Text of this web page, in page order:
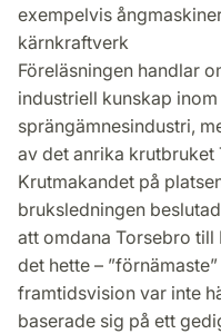
exempelvis
kärnkraftverk
Föreläsningen handlar
industriell kunskap
sprängämnesindustri,
av det anrika
Krutmakandet på
bruksledningen
att omdana Torsebro till
det hette –
framtidsvision var inte
baserade sig på ett